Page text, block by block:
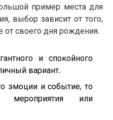
пример места для
выбор зависит от того,
от своего дня рождения.
и спокойного
вариант.
эмоции и событие, то
мероприятия или